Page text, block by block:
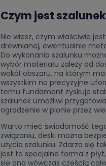
Czym jest
Nie wiesz, czym właściwie
drewnianej, ewentualnie
Do wykonania szalunku
wybór materiału zależy od
wokół obszaru, na którym
wszystkim na precyzyjne
temu fundament zyskuje
szalunek umożliwi
ogrodzenie w pionie przez
Warto mieć świadomość
związaniu, deski można
użycia szalunku. Zdarza się
jest to specjalna forma z
się ona wówczas częścią